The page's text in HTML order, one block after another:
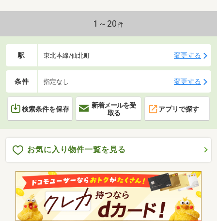
1～20 件
駅 東北本線/仙北町 変更する
条件 指定なし 変更する
検索条件を保存
新着メールを受
取る
アプリで探す
お気に入り物件一覧を見る